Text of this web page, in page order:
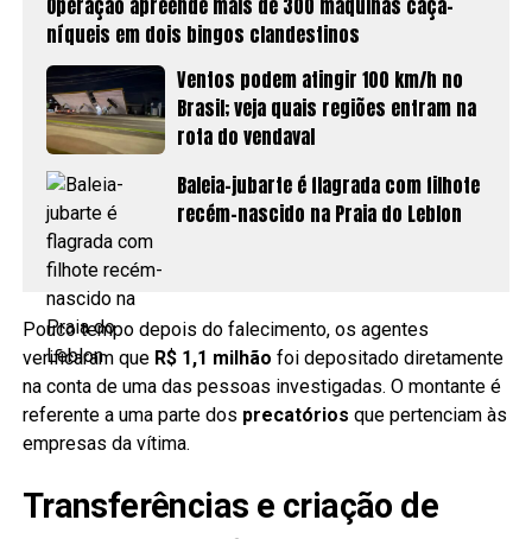
níqueis em dois bingos clandestinos
Ventos podem atingir 100 km/h no
Brasil; veja quais regiões entram na
rota do vendaval
Baleia-jubarte é flagrada com filhote
recém-nascido na Praia do Leblon
Pouco tempo depois do falecimento, os agentes
verificaram que R$ 1,1 milhão foi depositado diretamente
na conta de uma das pessoas investigadas. O montante é
referente a uma parte dos precatórios que pertenciam às
empresas da vítima.
Transferências e criação de